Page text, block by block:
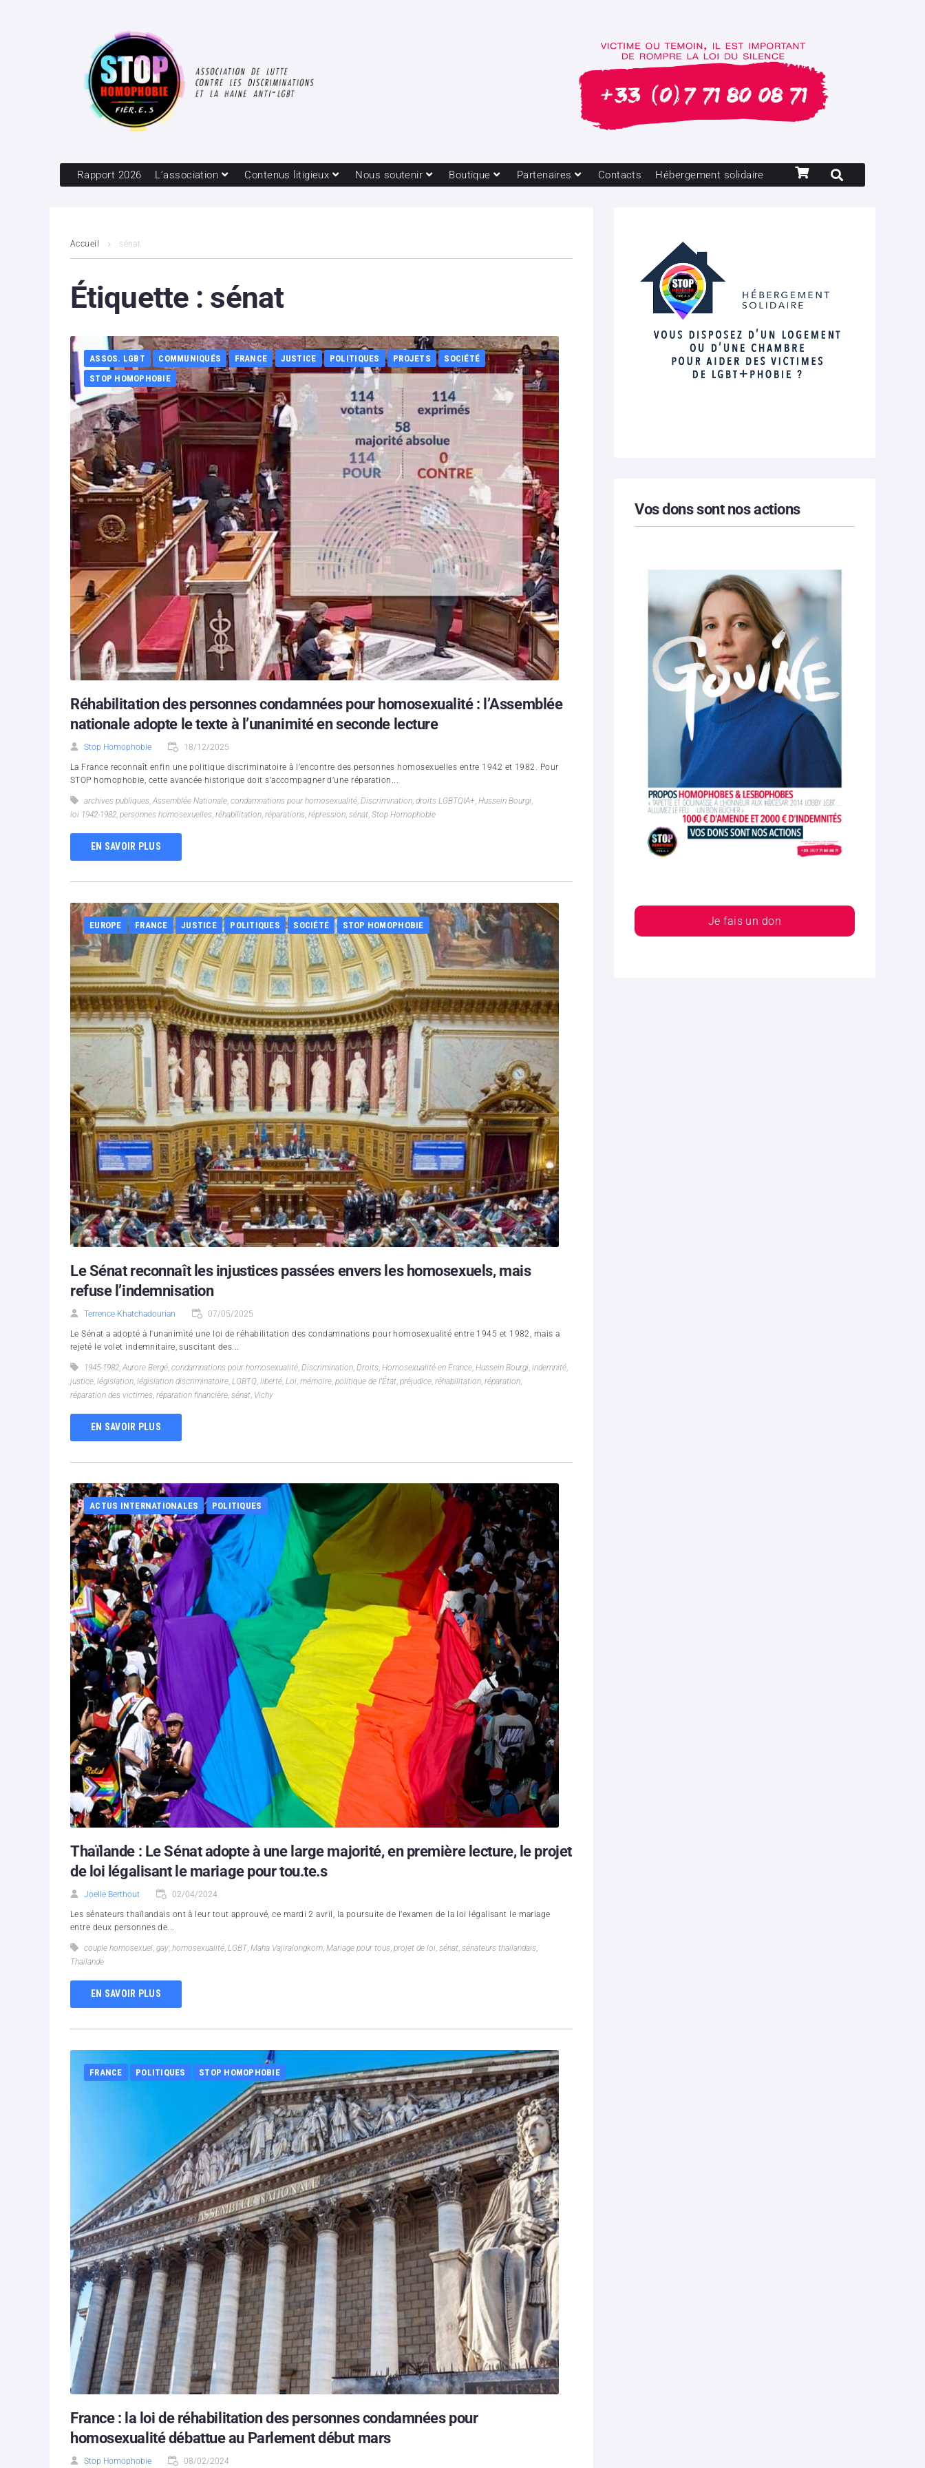
Rapport 2026 L’association Contenus litigieux Nous soutenir Boutique Partenaires Contacts Hébergement solidaire
Accueil sénat
Étiquette : sénat
ASSOS. LGBT COMMUNIQUÉS FRANCE JUSTICE POLITIQUES PROJETS
SOCIÉTÉ
STOP HOMOPHOBIE
Réhabilitation des personnes condamnées pour homosexualité : l’Assemblée
nationale adopte le texte à l’unanimité en seconde lecture
Stop Homophobie 18/12/2025
La France reconnaît enfin une politique discriminatoire à l’encontre des personnes homosexuelles entre 1942 et 1982. Pour
STOP homophobie, cette avancée historique doit s’accompagner d’une réparation...
archives publiques, Assemblée Nationale, condamnations pour homosexualité, Discrimination, droits LGBTQIA+, Hussein Bourgi,
loi 1942-1982, personnes homosexuelles, réhabilitation, réparations, répression, sénat, Stop Homophobie
EN SAVOIR PLUS
EUROPE FRANCE JUSTICE POLITIQUES SOCIÉTÉ STOP HOMOPHOBIE
Le Sénat reconnaît les injustices passées envers les homosexuels, mais
refuse l’indemnisation
Terrence Khatchadourian 07/05/2025
Le Sénat a adopté à l'unanimité une loi de réhabilitation des condamnations pour homosexualité entre 1945 et 1982, mais a
rejeté le volet indemnitaire, suscitant des...
1945-1982, Aurore Bergé, condamnations pour homosexualité, Discrimination, Droits, Homosexualité en France, Hussein Bourgi, indemnité,
justice, législation, législation discriminatoire, LGBTQ, liberté, Loi, mémoire, politique de l'État, préjudice, réhabilitation, réparation,
réparation des victimes, réparation financière, sénat, Vichy
EN SAVOIR PLUS
ACTUS INTERNATIONALES POLITIQUES
Thaïlande : Le Sénat adopte à une large majorité, en première lecture, le projet
de loi légalisant le mariage pour tou.te.s
Joelle Berthout 02/04/2024
Les sénateurs thaïlandais ont à leur tout approuvé, ce mardi 2 avril, la poursuite de l’examen de la loi légalisant le mariage
entre deux personnes de...
couple homosexuel, gay, homosexualité, LGBT, Maha Vajiralongkorn, Mariage pour tous, projet de loi, sénat, sénateurs thaïlandais,
Thaïlande
EN SAVOIR PLUS
FRANCE POLITIQUES STOP HOMOPHOBIE
France : la loi de réhabilitation des personnes condamnées pour
homosexualité débattue au Parlement début mars
Stop Homophobie 08/02/2024
Vos dons sont nos actions
Je fais un don